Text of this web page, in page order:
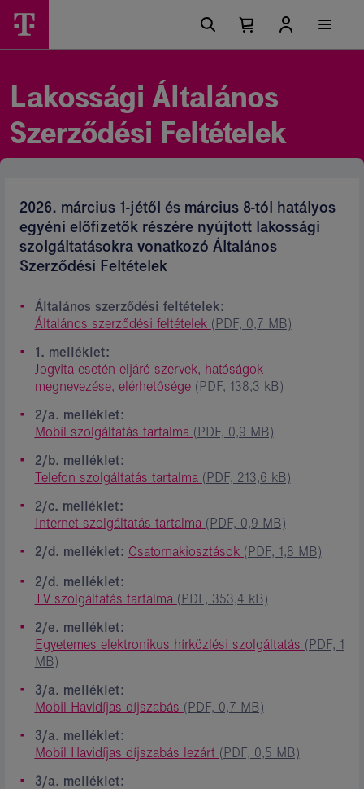
Lakossági
Ászf
Magyar
Telekom
csoport
Főmenü
lehetőségek
Kosárban
Kosár
Lakossági Általános
Szerződési Feltételek
2026. március 1-jétől és március 8-tól hatályos
egyéni előfizetők részére nyújtott lakossági
szolgáltatásokra vonatkozó Általános
Szerződési Feltételek
Általános szerződési feltételek:
Általános szerződési feltételek (PDF, 0,7 MB)
1. melléklet:
Jogvita esetén eljáró szervek, hatóságok
megnevezése, elérhetősége (PDF, 138,3 kB)
2/a. melléklet:
Mobil szolgáltatás tartalma (PDF, 0,9 MB)
2/b. melléklet:
Telefon szolgáltatás tartalma (PDF, 213,6 kB)
2/c. melléklet:
Internet szolgáltatás tartalma (PDF, 0,9 MB)
2/d. melléklet: Csatornakiosztások (PDF, 1,8 MB)
2/d. melléklet:
TV szolgáltatás tartalma (PDF, 353,4 kB)
2/e. melléklet:
Egyetemes elektronikus hírközlési szolgáltatás (PDF, 1
MB)
3/a. melléklet:
Mobil Havidíjas díjszabás (PDF, 0,7 MB)
3/a. melléklet:
Mobil Havidíjas díjszabás lezárt (PDF, 0,5 MB)
3/a. melléklet: